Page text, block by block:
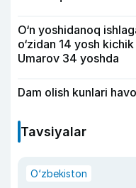
O‘n yoshidanoq
o‘zidan 14 yosh
Umarov 34 yoshda
Dam olish kunlari
Tavsiyalar
O‘zbekiston